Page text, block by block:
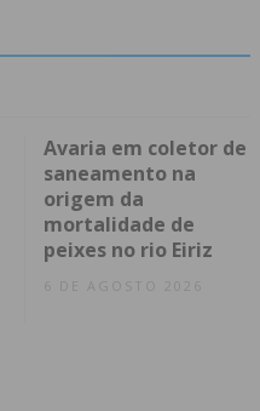
Avaria em coletor de
saneamento na
origem da
mortalidade de
peixes no rio Eiriz
6 DE AGOSTO 2026